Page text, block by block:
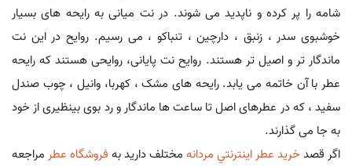
شامه را پر کرده و ناپدید می شوند. در نت میانی به رایحه های بسیار
خوشبوی سدر ، زنبق ، دارچین ، تنباکو ، می رسیم. روایح در این نت
ماندگار تر و اصیل تر هستند. روایح نت پایانی، روایحی هستند که رایحه
عطر با آن خاتمه می یابد. رایحه های مشک ، کهربا، وانیل ، چوب صندل
سفید ، که در عطرهای اصل تا ساعت ها ماندگار و رد بوی بینظیری از خود
به جا می گذارند.
اگر قصدخريد عطر اينترنتي مردانه مختلف دارید به فروشگاه عطر مراجعه